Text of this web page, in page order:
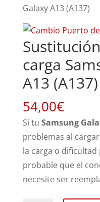
Galaxy A13 (A137)
carga
A13 (A137)
54,00€
Si tu Samsung
problemas al
la carga o dificultad
probable que el
necesite ser